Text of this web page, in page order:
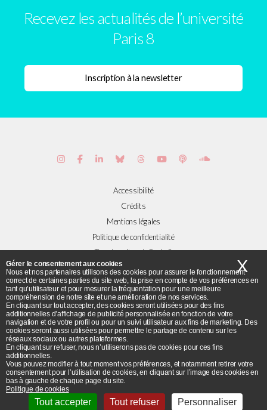
Recevez les actualités de l’université
Paris 8
Accessibilité
Crédits
Mentions légales
Politique de confidentialité
Tous les sites de Paris 8
Plans et accès
Flux RSS
© Université Paris 8 ©2019 - Tous droits réservés
Université Paris 8 - 2 rue de la Liberté - 93526 Saint-Denis cedex / Tel :
+33(0)1 49 40 67 89 Fax : +33(0) 1 48 21 04 46
Gérer le consentement aux cookies
Nous et nos partenaires utilisons des cookies pour assurer le fonctionnement
correct de certaines parties du site web, la prise en compte de vos préférences en
tant qu’utilisateur et pour mesurer la fréquentation pour une meilleure
compréhension de notre site et une amélioration de nos services.
En cliquant sur tout accepter, des cookies seront utilisées pour des fins
additionnelles d’affichage de publicité personnalisée en fonction de votre
navigation et de votre profil ou pour un suivi utilisateur aux fins de marketing. Des
cookies seront aussi utilisées pour permettre le partage de contenu sur les
réseaux sociaux ou autres plateformes.
En cliquant sur refuser, nous n’utiliserons pas de cookies pour ces fins
additionnelles.
Vous pouvez modifier à tout moment vos préférences, et notamment retirer votre
consentement pour l’utilisation de cookies, en cliquant sur l’image des cookies en
bas à gauche de chaque page du site.
Politique de cookies
Tout accepter Tout refuser Personnaliser
X